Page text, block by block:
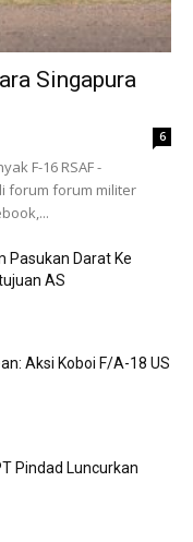
Singapura
6
F-16 RSAF -
forum forum militer
Pasukan Darat Ke
AS
Aksi Koboi F/A-18 US
Pindad Luncurkan